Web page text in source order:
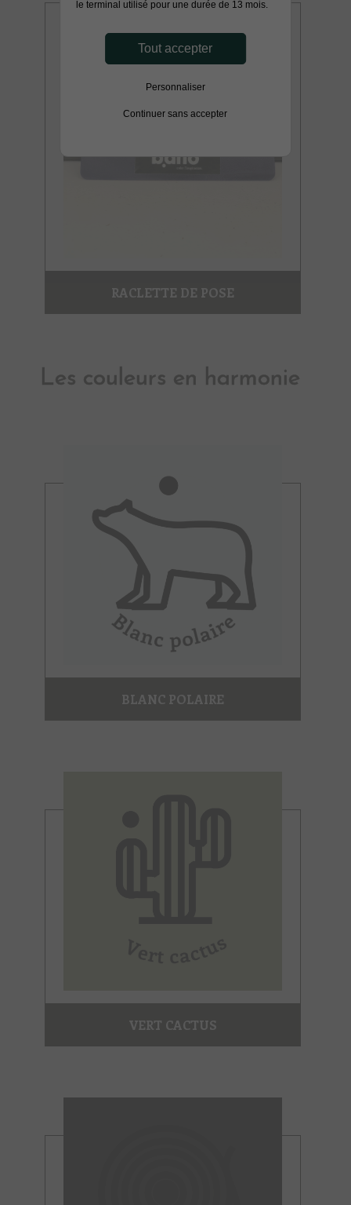
RACLETTE DE POSE
Les couleurs en harmonie
BLANC POLAIRE
VERT CACTUS
le terminal utilisé pour une durée de 13 mois.
Tout accepter
Personnaliser
Continuer sans accepter